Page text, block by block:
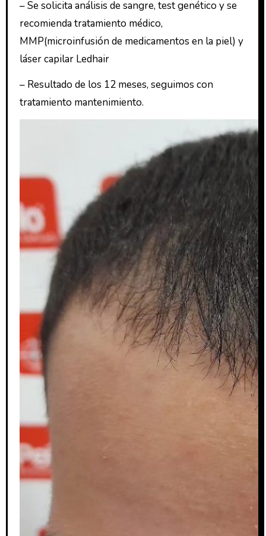
– Se solicita análisis de sangre, test genético y se
recomienda tratamiento médico,
MMP(microinfusión de medicamentos en la piel) y
láser capilar Ledhair
– Resultado de los 12 meses, seguimos con
tratamiento mantenimiento.